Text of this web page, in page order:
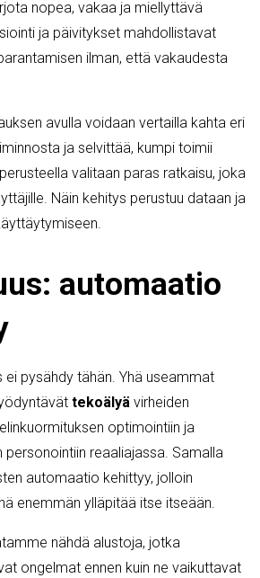
nopea, vakaa ja miellyttävä
ja päivitykset mahdollistavat
ilman, että vakaudesta
avulla voidaan vertailla kahta eri
ja selvittää, kumpi toimii
valitaan paras ratkaisu, joka
Näin kehitys perustuu dataan ja
automaatio
ei pysähdy tähän. Yhä useammat
tekoälyä virheiden
optimointiin ja
reaaliajassa. Samalla
automaatio kehittyy, jolloin
enemmän ylläpitää itse itseään.
nähdä alustoja, jotka
ongelmat ennen kuin ne vaikuttavat